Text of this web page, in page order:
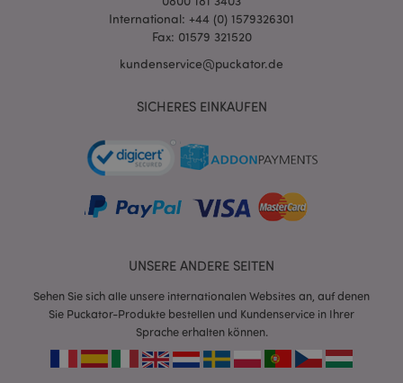
International: +44 (0) 1579326301
Fax: 01579 321520
kundenservice@puckator.de
SICHERES EINKAUFEN
UNSERE ANDERE SEITEN
Sehen Sie sich alle unsere internationalen Websites an, auf denen
Sie Puckator-Produkte bestellen und Kundenservice in Ihrer
Sprache erhalten können.
mage-messages
www.puckator.de
mage-cache-sessid
Adobe Inc.